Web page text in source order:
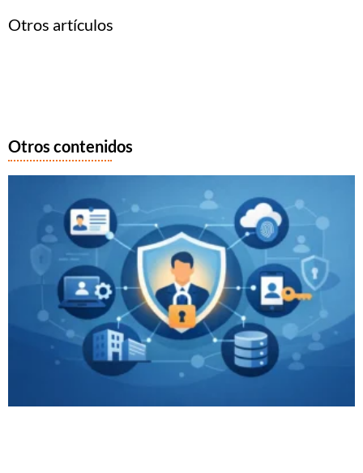
Otros artículos
Otros contenidos